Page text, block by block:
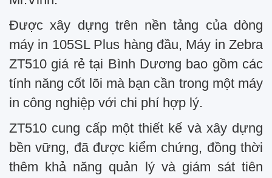
Được xây dựng trên nền tảng của dòng
máy in 105SL Plus hàng đầu, Máy in Zebra
ZT510 giá rẻ tại Bình Dương bao gồm các
tính năng cốt lõi mà bạn cần trong một máy
in công nghiệp với chi phí hợp lý.
ZT510 cung cấp một thiết kế và xây dựng
bền vững, đã được kiểm chứng, đồng thời
thêm khả năng quản lý và giám sát tiên